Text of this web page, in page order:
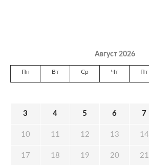
Август 2026
Пн Вт Ср Чт Пт
3 4 5 6 7
10 11 12 13 14
17 18 19 20 21